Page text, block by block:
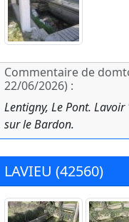
Commentaire de
22/06/2026) :
Lentigny, Le Pont.
sur le Bardon.
LAVIEU (42560)